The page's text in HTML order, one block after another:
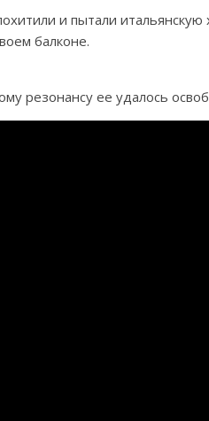
и пытали
балконе.
резонансу ее удалось